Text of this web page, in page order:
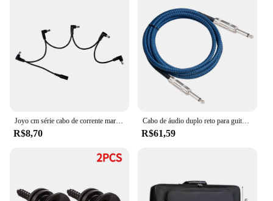
Joyo cm série cabo de corrente margarida 1 a 4 5 8 maneiras pedal efeito guitarra acessórios fonte alimentação 9v dc adaptador plug cabo alimentação
R$8,70
Cabo de áudio duplo reto para guitarra elétrica, 6,35mm, macho para macho, cabo de transmissão sonora profissional
R$61,59